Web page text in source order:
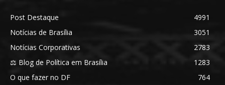
Post Destaque
4991
Notícias de Brasília
3051
Notícias Corporativas
2783
⚖️ Blog de Política em Brasília
1283
O que fazer no DF
764